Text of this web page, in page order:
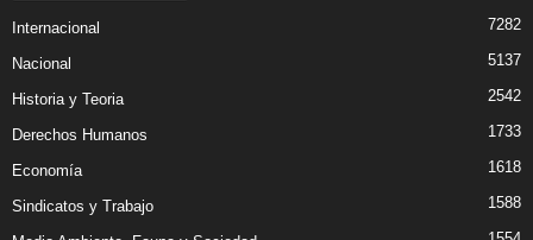
Internacional 7282
Nacional 5137
Historia y Teoria 2542
Derechos Humanos 1733
Economía 1618
Sindicatos y Trabajo 1588